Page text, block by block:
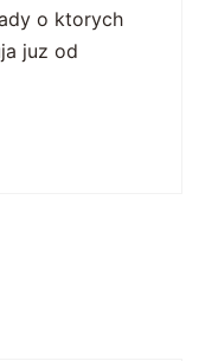
o ktorych
juz od